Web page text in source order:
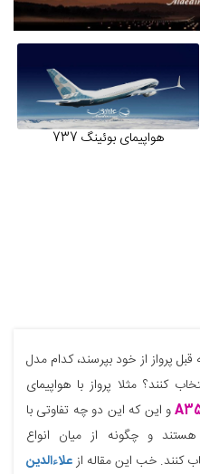
هواپیمای بوئینگ 737
پرواز از خود بپرسند، کدام مدل
کنند؟ مثلا پرواز با هواپیمای
و این که این دو چه تفاوتی با
و چگونه از میان انواع
کنند. خب این مقاله ازعلاءالدین